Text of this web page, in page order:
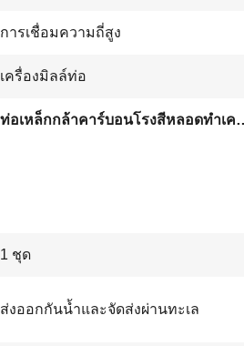
การเชื่อมความถี่สูง
เครื่องมิลล์ท่อ
ท่อเหล็กกล้าคาร์
1 ชุด
ส่งออกกันน้ำและจัดส่งผ่านทะเล